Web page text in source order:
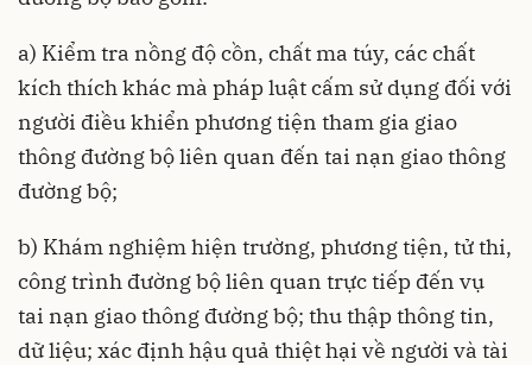
a) Kiểm tra nồng độ cồn, chất ma túy, các chất
kích thích khác mà pháp luật cấm sử dụng đối với
người điều khiển phương tiện tham gia giao
thông đường bộ liên quan đến tai nạn giao thông
đường bộ;
b) Khám nghiệm hiện trường, phương tiện, tử thi,
công trình đường bộ liên quan trực tiếp đến vụ
tai nạn giao thông đường bộ; thu thập thông tin,
dữ liệu; xác định hậu quả thiệt hại về người và tài